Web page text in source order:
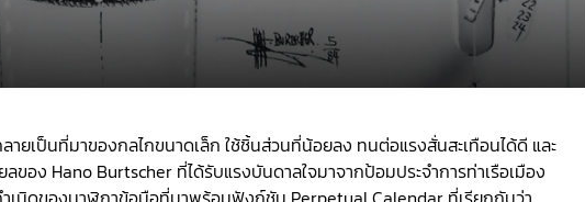
ายเป็นที่มาของกลไกขนาดเล็ก ใช้ชิ้นส่วนที่น้อยลง ทนต่อแรงสั่นสะเทือนได้ดี และ
อง Hano Burtscher ที่ได้รับแรงบันดาลใจมาจากป้อมประจำการท่าเรือเมือง